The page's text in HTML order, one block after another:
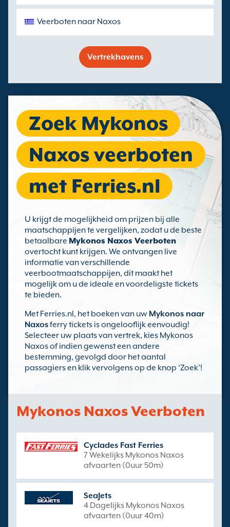
Veerboten naar Naxos
Vertrekhavens
Zoek Mykonos
Naxos veerboten
met Ferries.nl
U krijgt de mogelijkheid om prijzen bij alle
maatschappijen te vergelijken, zodat u de beste
betaalbare Mykonos Naxos Veerboten
overtocht kunt krijgen. We ontvangen live
informatie van verschillende
veerbootmaatschappijen, dit maakt het
mogelijk om u de ideale en voordeligste tickets
te bieden.
Met Ferries.nl, het boeken van uw Mykonos naar
Naxosferry tickets is ongelooflijk eenvoudig!
Selecteer uw plaats van vertrek, kies Mykonos
Naxos of indien gewenst een andere
bestemming, gevolgd door het aantal
passagiers en klik vervolgens op de knop ‘Zoek’!
Mykonos Naxos Veerboten
Cyclades Fast Ferries
7 Wekelijks Mykonos Naxos
afvaarten (0uur 50m)
SeaJets
4 Dagelijks Mykonos Naxos
afvaarten (0uur 40m)